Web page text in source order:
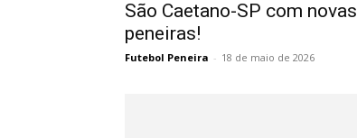
São Caetano-SP com novas
peneiras!
Futebol Peneira - 18 de maio de 2026